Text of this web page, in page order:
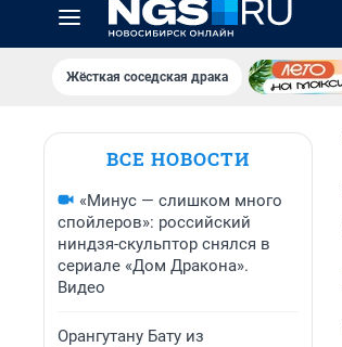
Жёсткая соседская драка
ВСЕ НОВОСТИ
«Минус — слишком много
спойлеров»: российский
ниндзя-скульптор снялся в
сериале «Дом Дракона».
Видео
Орангутану Бату из